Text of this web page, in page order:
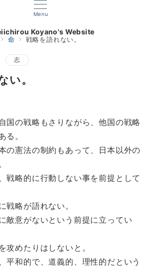
Menu
Koyano's Website
命 戦略を語れない。
志
い。
国の戦略もさりながら、他国の戦略
る。
の憲法の制約もあって、日本以外の
戦略的に行動しない事を前提として
戦略が語れない。
敵意がないという前提に立ってい
攻めたりはしないと。
平和的で、道義的、理性的だという